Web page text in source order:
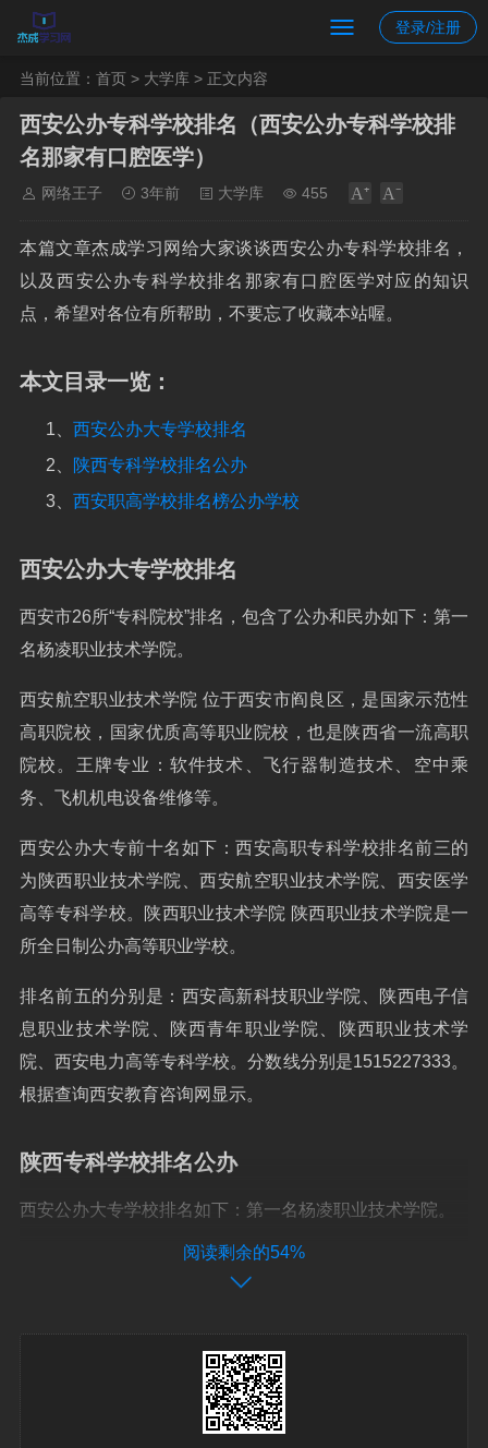
登录/注册
当前位置： 首页 > 大学库 > 正文内容
西安公办专科学校排名（西安公办专科学校排
名那家有口腔医学）
网络王子 3年前 大学库 455
本篇文章杰成学习网给大家谈谈西安公办专科学校排名，
以及西安公办专科学校排名那家有口腔医学对应的知识
点，希望对各位有所帮助，不要忘了收藏本站喔。
本文目录一览：
1、 西安公办大专学校排名
2、
陕西专科学校排名公办
3、 西安职高学校排名榜公办学校
西安公办大专学校排名
西安市26所“专科院校”排名，包含了公办和民办如下：第一
名杨凌职业技术学院。
西安航空职业技术学院 位于西安市阎良区，是国家示范性
高职院校，国家优质高等职业院校，也是陕西省一流高职
院校。王牌专业：软件技术、飞行器制造技术、空中乘
务、飞机机电设备维修等。
西安公办大专前十名如下：西安高职专科学校排名前三的
为陕西职业技术学院、西安航空职业技术学院、西安医学
高等专科学校。陕西职业技术学院 陕西职业技术学院是一
所全日制公办高等职业学校。
排名前五的分别是：西安高新科技职业学院、陕西电子信
息职业技术学院、陕西青年职业学院、陕西职业技术学
院、西安电力高等专科学校。分数线分别是1515227333。
根据查询西安教育咨询网显示。
陕西专科学校排名公办
西安公办大专学校排名如下：第一名杨凌职业技术学院。
陕西公办大专学校排名有：西安工程大学、陕西科技大学
镐京学院、陕西服装工程学院等。西安工程大学 西安工程
年，前身是西安铁路工程学校。
陕西大专公办学校排名及录取分如下：西北大学 排名：全
阅读剩余的54%